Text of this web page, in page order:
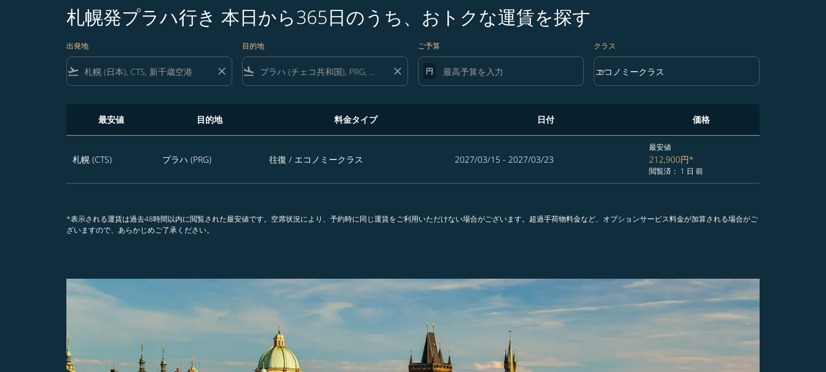
札幌発プラハ行き 本日から365日のうち、おトクな運賃を探す
出発地
flight_takeoff close
目的地
flight_land close
ご予算
円
クラス
クラス option エコノミークラス Selected
エコノミークラス
keyboard_arrow_down
最安値 目的地 料金タイプ 日付 価格
札幌 (CTS) プラハ (PRG) 往復 / エコノミークラス 2027/03/15 - 2027/03/23
最安値
212,900円*
閲覧済： 1 日 前
*表示される運賃は過去48時間以内に閲覧された最安値です。空席状況により、予約時に同じ運賃をご利用いただけない場合がございます。超過手荷物料金など、オプションサービス料金が加算される場合がご
ざいますので、あらかじめご了承ください。